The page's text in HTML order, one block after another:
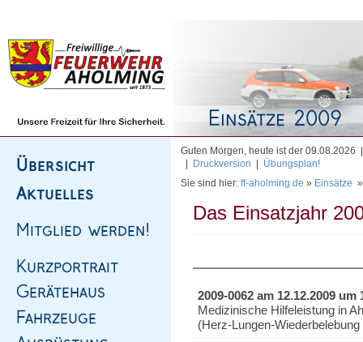
Guten Morgen, heute ist der
Druckversion
Übungsplan!
Sie sind hier: ff-aholming.de » Einsätze
Das Einsatzjahr
2009-0062 am 12.12.2009 um
Medizinische Hilfeleistung in
(Herz-Lungen-